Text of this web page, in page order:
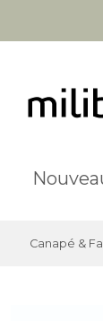
Canapé &